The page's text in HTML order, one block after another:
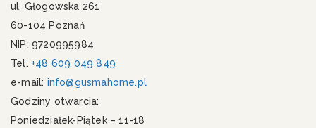
ul. Głogowska 261
60-104 Poznań
NIP: 9720995984
Tel. +48 609 049 849
e-mail: info@gusmahome.pl
Godziny otwarcia:
Poniedziałek-Piątek – 11-18